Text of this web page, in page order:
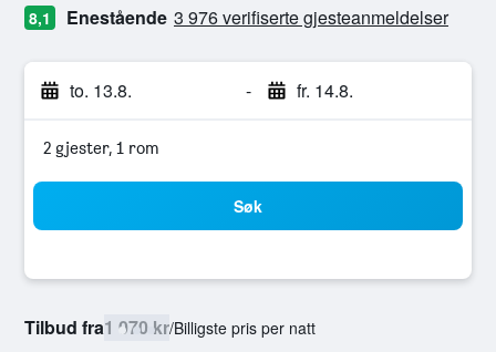
8,1 Enestående 3 976 verifiserte gjesteanmeldelser
to. 13.8. - fr. 14.8.
2 gjester, 1 rom
Søk
Tilbud fra1 070 kr/Billigste pris per natt